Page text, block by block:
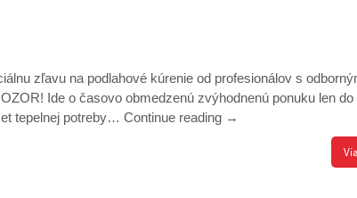
zľavu na podlahové kúrenie od profesionálov s
Ide o časovo obmedzenú zvýhodnenú ponuku len do
tepelnej potreby… Continue reading →